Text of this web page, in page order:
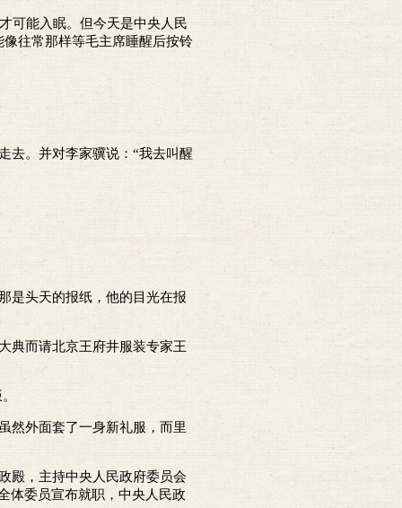
可能入眠。但今天是中央人民
往常那样等毛主席睡醒后按铃
。并对李家骥说：“我去叫醒
是头天的报纸，他的目光在报
典而请北京王府井服装专家王
然外面套了一身新礼服，而里
殿，主持中央人民政府委员会
体委员宣布就职，中央人民政